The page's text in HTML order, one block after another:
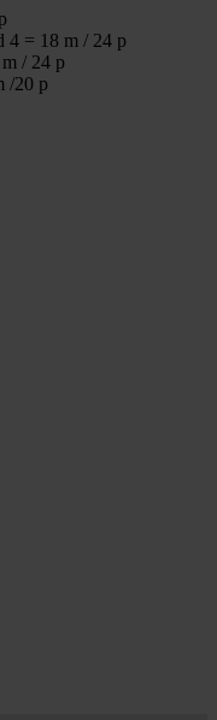
4 = 18 m / 24 p
/ 24 p
/20 p